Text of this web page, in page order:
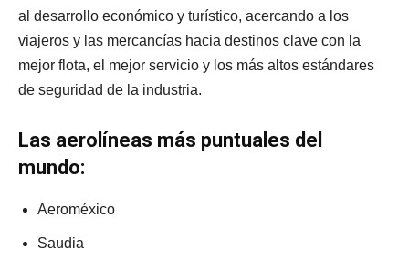
al desarrollo económico y turístico, acercando a los
viajeros y las mercancías hacia destinos clave con la
mejor flota, el mejor servicio y los más altos estándares
de seguridad de la industria.
Las aerolíneas más puntuales del
mundo:
Aeroméxico
Saudia